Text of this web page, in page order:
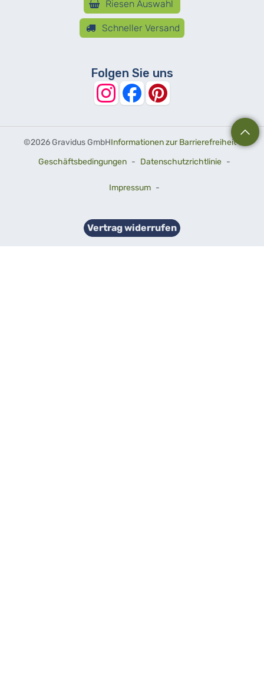
Riesen Auswahl
Schneller Versand
Folgen Sie uns
©2026 Gravidus GmbHInformationen zur Barrierefreiheit-
Geschäftsbedingungen - Datenschutzrichtlinie -
Impressum -
Vertrag widerrufen